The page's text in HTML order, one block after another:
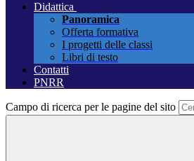
Didattica
Panoramica
Offerta formativa
I progetti delle classi
Libri di testo
Contatti
PNRR
Campo di ricerca per le pagine del sito